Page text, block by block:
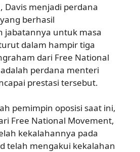
Davis menjadi perdana
berhasil
jabatannya untuk masa
dalam hampir tiga
dari Free National
perdana menteri
prestasi tersebut.
pemimpin oposisi saat ini,
Free National Movement,
kekalahannya pada
telah mengakui kekalahan